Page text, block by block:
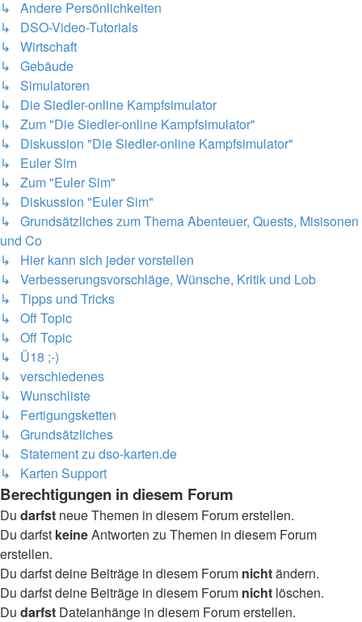
↳ Andere Persönlichkeiten
↳ DSO-Video-Tutorials
↳ Wirtschaft
↳ Gebäude
↳ Simulatoren
↳ Die Siedler-online Kampfsimulator
↳ Zum "Die Siedler-online Kampfsimulator"
↳ Diskussion "Die Siedler-online Kampfsimulator"
↳ Euler Sim
↳ Zum "Euler Sim"
↳ Diskussion "Euler Sim"
↳ Grundsätzliches zum Thema Abenteuer, Quests, Misisonen
und Co
↳ Hier kann sich jeder vorstellen
↳ Verbesserungsvorschläge, Wünsche, Kritik und Lob
↳ Tipps und Tricks
↳ Off Topic
↳ Off Topic
↳ Ü18 ;-)
↳ verschiedenes
↳ Wunschliste
↳ Fertigungsketten
↳ Grundsätzliches
↳ Statement zu dso-karten.de
↳ Karten Support
Berechtigungen in diesem Forum
Du darfst neue Themen in diesem Forum erstellen.
Du darfst keineAntworten zu Themen in diesem Forum
erstellen.
Du darfst deine Beiträge in diesem Forum nichtändern.
Du darfst deine Beiträge in diesem Forum nicht löschen.
Du darfst Dateianhänge in diesem Forum erstellen.